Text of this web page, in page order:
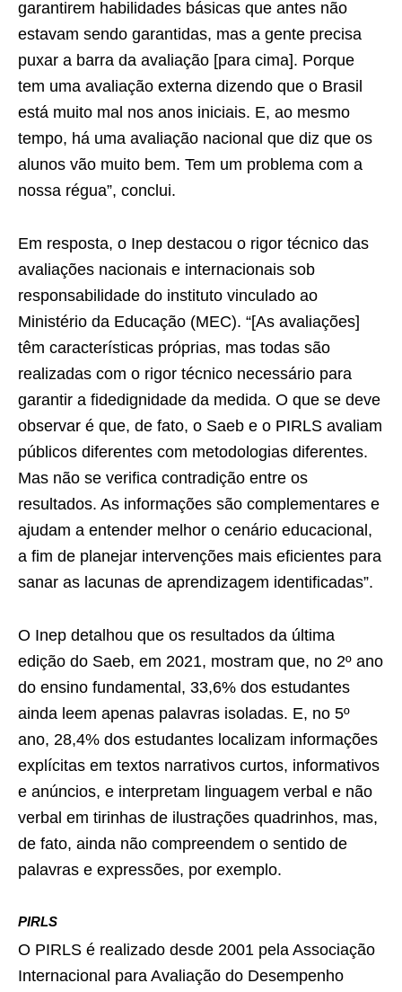
garantirem habilidades básicas que antes não
estavam sendo garantidas, mas a gente precisa
puxar a barra da avaliação [para cima]. Porque
tem uma avaliação externa dizendo que o Brasil
está muito mal nos anos iniciais. E, ao mesmo
tempo, há uma avaliação nacional que diz que os
alunos vão muito bem. Tem um problema com a
nossa régua”, conclui.
Em resposta, o Inep destacou o rigor técnico das
avaliações nacionais e internacionais sob
responsabilidade do instituto vinculado ao
Ministério da Educação (MEC). “[As avaliações]
têm características próprias, mas todas são
realizadas com o rigor técnico necessário para
garantir a fidedignidade da medida. O que se deve
observar é que, de fato, o Saeb e o PIRLS avaliam
públicos diferentes com metodologias diferentes.
Mas não se verifica contradição entre os
resultados. As informações são complementares e
ajudam a entender melhor o cenário educacional,
a fim de planejar intervenções mais eficientes para
sanar as lacunas de aprendizagem identificadas”.
O Inep detalhou que os resultados da última
edição do Saeb, em 2021, mostram que, no 2º ano
do ensino fundamental, 33,6% dos estudantes
ainda leem apenas palavras isoladas. E, no 5º
ano, 28,4% dos estudantes localizam informações
explícitas em textos narrativos curtos, informativos
e anúncios, e interpretam linguagem verbal e não
verbal em tirinhas de ilustrações quadrinhos, mas,
de fato, ainda não compreendem o sentido de
palavras e expressões, por exemplo.
PIRLS
O PIRLS é realizado desde 2001 pela Associação
Internacional para Avaliação do Desempenho